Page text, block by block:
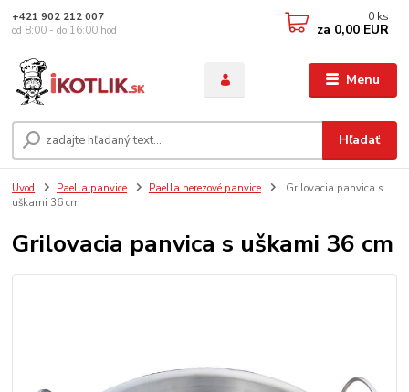
Menu
Hľadať
+421 902 212 007
od 8:00 - do 16:00 hod
0 ks
za 0,00 EUR
Úvod Paella panvice Paella nerezové panvice
Grilovacia panvica s
uškami 36 cm
Grilovacia panvica s uškami 36 cm